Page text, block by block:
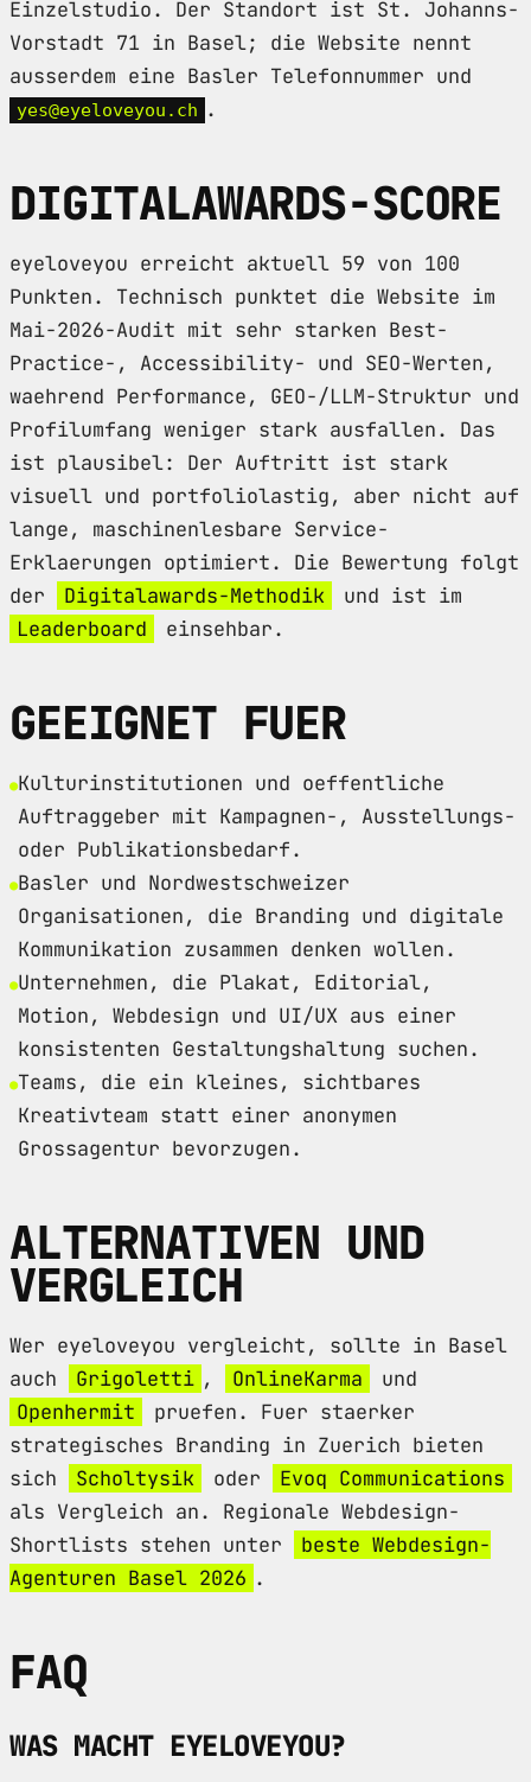
Einzelstudio. Der Standort ist St. Johanns-
Vorstadt 71 in Basel; die Website nennt
ausserdem eine Basler Telefonnummer und
yes@eyeloveyou.ch .
DIGITALAWARDS-SCORE
eyeloveyou erreicht aktuell 59 von 100
Punkten. Technisch punktet die Website im
Mai-2026-Audit mit sehr starken Best-
Practice-, Accessibility- und SEO-Werten,
waehrend Performance, GEO-/LLM-Struktur und
Profilumfang weniger stark ausfallen. Das
ist plausibel: Der Auftritt ist stark
visuell und portfoliolastig, aber nicht auf
lange, maschinenlesbare Service-
Erklaerungen optimiert. Die Bewertung folgt
der
Digitalawards-Methodik
und ist im
Leaderboard
einsehbar.
GEEIGNET FUER
Kulturinstitutionen und oeffentliche
Auftraggeber mit Kampagnen-, Ausstellungs-
oder Publikationsbedarf.
Basler und Nordwestschweizer
Organisationen, die Branding und digitale
Kommunikation zusammen denken wollen.
Unternehmen, die Plakat, Editorial,
Motion, Webdesign und UI/UX aus einer
konsistenten Gestaltungshaltung suchen.
Teams, die ein kleines, sichtbares
Kreativteam statt einer anonymen
Grossagentur bevorzugen.
ALTERNATIVEN UND
VERGLEICH
Wer eyeloveyou vergleicht, sollte in Basel
auch
Grigoletti , OnlineKarma
und
Openhermit
pruefen. Fuer staerker
strategisches Branding in Zuerich bieten
sich
Scholtysik oder
Evoq Communications
als Vergleich an. Regionale Webdesign-
Shortlists stehen unter
beste Webdesign-
Agenturen Basel 2026 .
FAQ
WAS MACHT EYELOVEYOU?